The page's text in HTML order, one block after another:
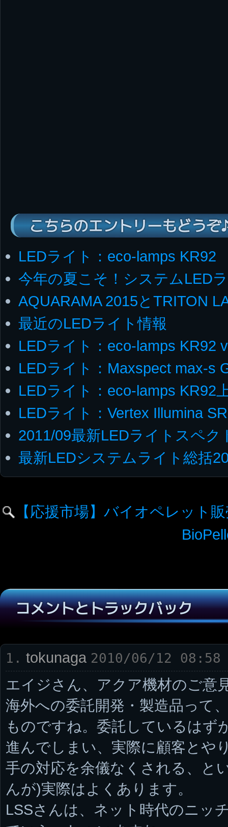
こちらのエントリーもどうぞ
LEDライト：eco-lamps KR92
今年の夏こそ！システムLED
AQUARAMA 2015とTRITON
最近のLEDライト情報
LEDライト：eco-lamps KR92
LEDライト：Maxspect max-s
LEDライト：eco-lamps KR92
LEDライト：Vertex Illumina
2011/09最新LEDライトスペク
最新LEDシステムライト総括
【応援市場】バイオペレット
コメントとトラックバック
1. tokunaga 2010/06/12 08:58
エイジさん、アクア機材のご意
海外への委託開発・製造品って
ものですね。委託しているはず
進んでしまい、実際に顧客とや
手の対応を余儀なくされる、と
んが)実際はよくあります。
LSSさんは、ネット時代のニッ